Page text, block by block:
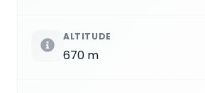
ALTITUDE
670 m